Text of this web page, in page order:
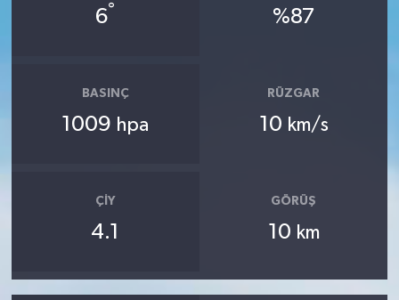
6° %87
BASINÇ
1009 hpa
RÜZGAR
10 km/s
ÇIY
4.1
GÖRÜŞ
10 km